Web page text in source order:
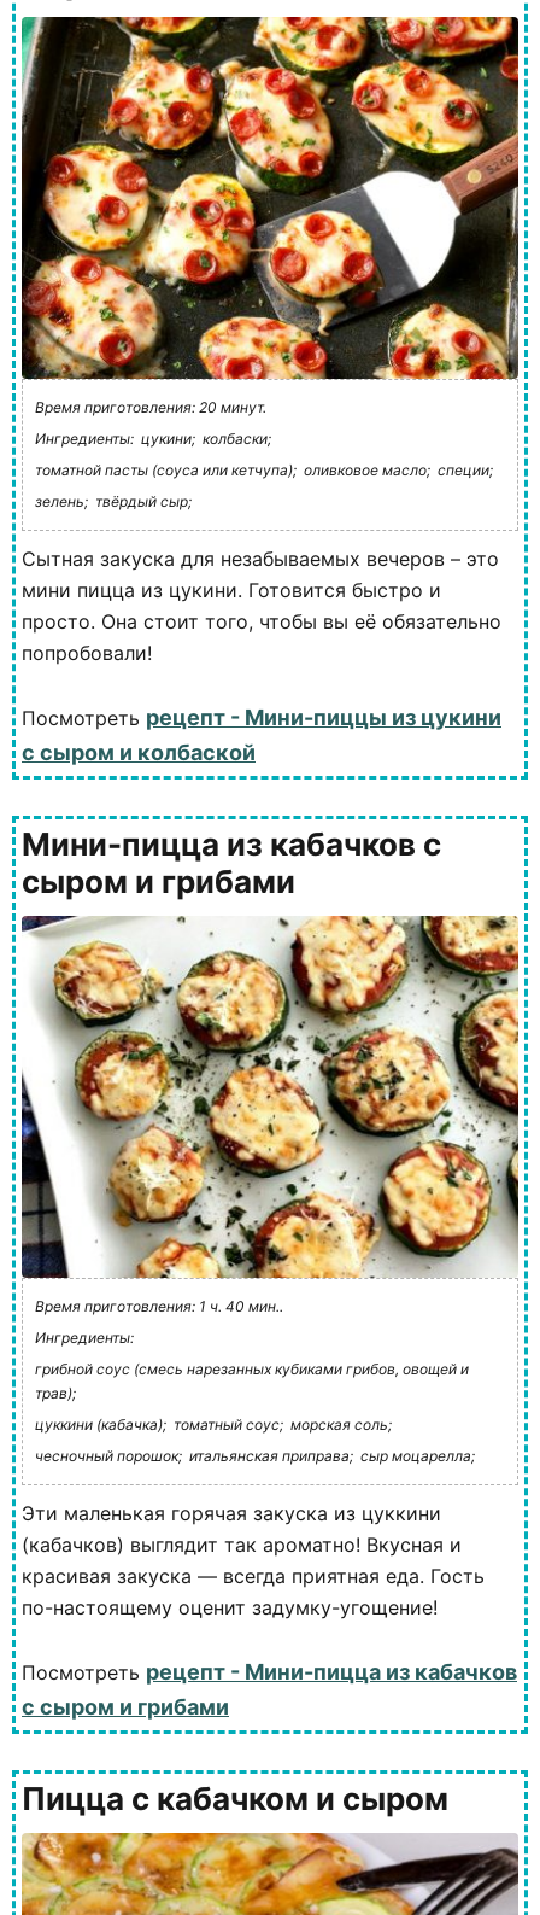
Время приготовления: 20 минут.
Ингредиенты: цукини; колбаски;
томатной пасты (соуса или кетчупа); оливковое масло; специи;
зелень; твёрдый сыр;
Сытная закуска для незабываемых вечеров – это
мини пицца из цукини. Готовится быстро и
просто. Она стоит того, чтобы вы её обязательно
попробовали!
Посмотреть рецепт - Мини-пиццы из цукини
с сыром и колбаской
Мини-пицца из кабачков с
сыром и грибами
Время приготовления: 1 ч. 40 мин..
Ингредиенты:
грибной соус (смесь нарезанных кубиками грибов, овощей и
трав);
цуккини (кабачка); томатный соус; морская соль;
чесночный порошок; итальянская приправа; сыр моцарелла;
Эти маленькая горячая закуска из цуккини
(кабачков) выглядит так ароматно! Вкусная и
красивая закуска — всегда приятная еда. Гость
по-настоящему оценит задумку-угощение!
Посмотреть рецепт - Мини-пицца из кабачков
с сыром и грибами
Пицца с кабачком и сыром